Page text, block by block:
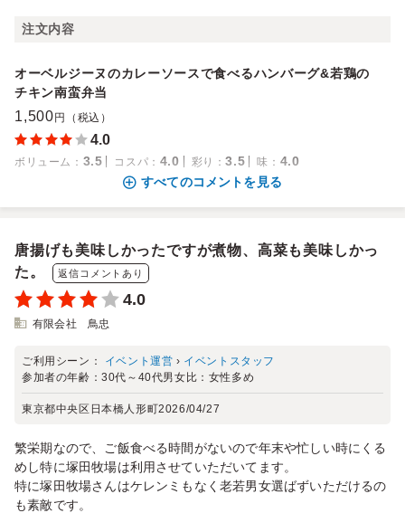
注文内容
オーベルジーヌのカレーソースで食べるハンバーグ&若鶏の
チキン南蛮弁当
1,500 円（税込）
4.0
ボリューム ： 3.5 コスパ ： 4.0 彩り ：3.5 味 ： 4.0
すべてのコメントを見る
唐揚げも美味しかったですが煮物、高菜も美味しかっ
た。
返信コメントあり
4.0
有限会社 鳥忠
ご利用シーン： イベント運営 › イベントスタッフ
参加者の年齢：30代～40代男女比： 女性多め
東京都中央区日本橋人形町2026/04/27
繁栄期なので、ご飯食べる時間がないので年末や忙しい時にくる
めし特に塚田牧場は利用させていただいてます。
特に塚田牧場さんはケレンミもなく老若男女選ばずいただけるの
も素敵です。